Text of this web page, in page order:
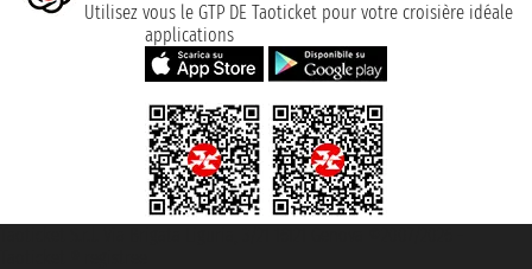
Utilisez vous le GTP DE Taoticket pour votre croisière idéale
applications